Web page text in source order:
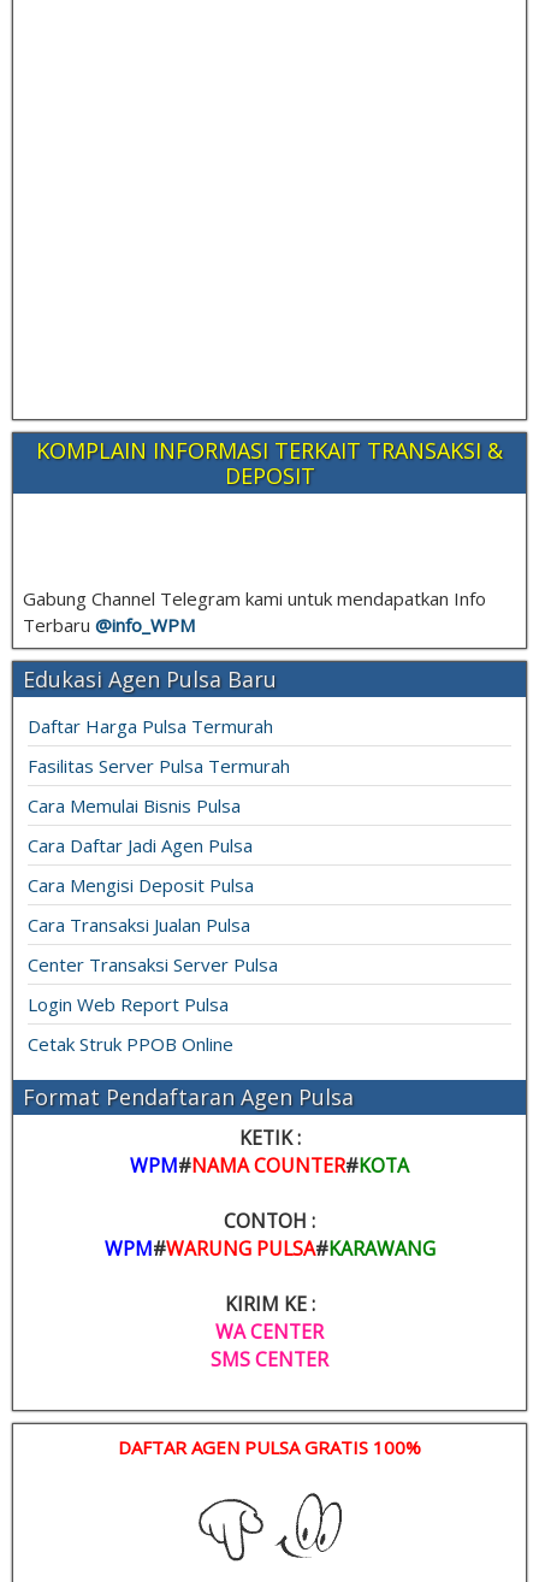
KOMPLAIN INFORMASI TERKAIT TRANSAKSI &
DEPOSIT
Gabung Channel Telegram kami untuk mendapatkan Info
Terbaru @info_ WPM
Edukasi Agen Pulsa Baru
Daftar Harga Pulsa Termurah
Fasilitas Server Pulsa Termurah
Cara Memulai Bisnis Pulsa
Cara Daftar Jadi Agen Pulsa
Cara Mengisi Deposit Pulsa
Cara Transaksi Jualan Pulsa
Center Transaksi Server Pulsa
Login Web Report Pulsa
Cetak Struk PPOB Online
Format Pendaftaran Agen Pulsa
KETIK :
WPM#NAMA COUNTER#KOTA
CONTOH :
WPM#WARUNG PULSA#KARAWANG
KIRIM KE :
WA CENTER
SMS CENTER
DAFTAR AGEN PULSA GRATIS 100%